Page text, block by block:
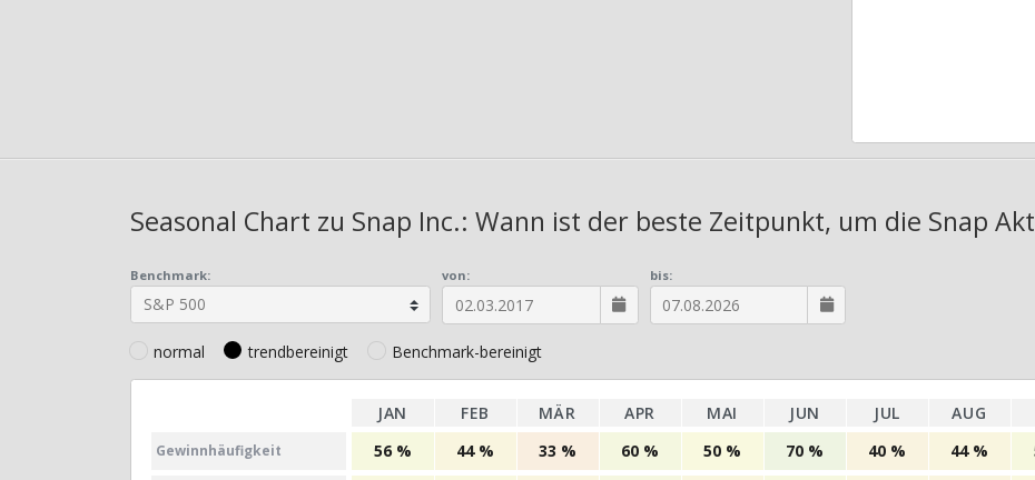
Seasonal Chart zu Snap Inc.: Wann ist der beste Zeitpunkt, um die Snap
Benchmark: von: bis:
normal trendbereinigt Benchmark-bereinigt
JAN FEB MÄR APR MAI JUN JUL AUG
Gewinn­häufig­keit 56 % 44 % 33 % 60 % 50 % 70 % 40 % 44 %